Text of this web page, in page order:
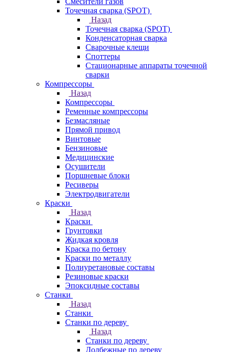
Точечная сварка (SPOT)
Назад
Точечная сварка (SPOT)
Конденсаторная сварка
Сварочные клещи
Споттеры
Стационарные аппараты точечной
сварки
Компрессоры
Назад
Компрессоры
Ременные компрессоры
Безмасляные
Прямой привод
Винтовые
Бензиновые
Медицинские
Осушители
Поршневые блоки
Ресиверы
Электродвигатели
Краски
Назад
Краски
Грунтовки
Жидкая кровля
Краска по бетону
Краски по металлу
Полиуретановые составы
Резиновые краски
Эпоксидные составы
Станки
Назад
Станки
Станки по дереву
Назад
Станки по дереву
Долбежные по дереву